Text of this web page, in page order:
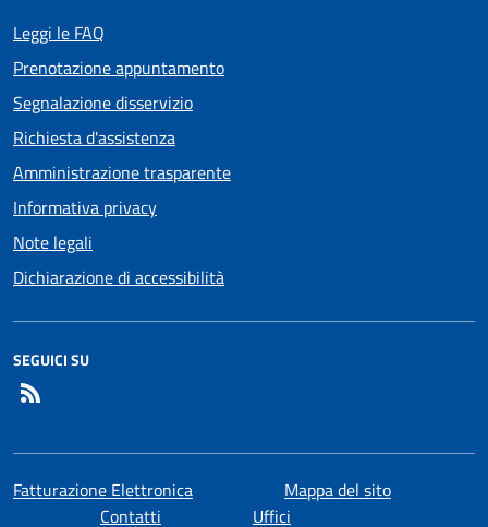
Leggi le FAQ
Prenotazione appuntamento
Segnalazione disservizio
Richiesta d'assistenza
Amministrazione trasparente
Informativa privacy
Note legali
Dichiarazione di accessibilità
SEGUICI SU
Fatturazione Elettronica
Mappa del sito
Contatti
Uffici